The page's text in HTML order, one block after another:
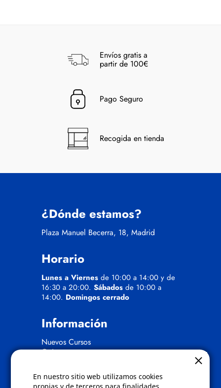
En nuestro sitio web utilizamos cookies
Envíos gratis a
partir de 100€
Pago Seguro
Recogida en tienda
¿Dónde estamos?
Plaza Manuel Becerra, 18, Madrid
Horario
Lunes a Viernes de 10:00 a 14:00 y de
16:30 a 20:00. Sábados de 10:00 a
14:00. Domingos cerrado
Información
Nuevos Cursos
Quienes somos